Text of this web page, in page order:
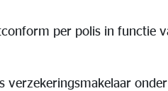
per polis in functie
verzekeringsmakelaar